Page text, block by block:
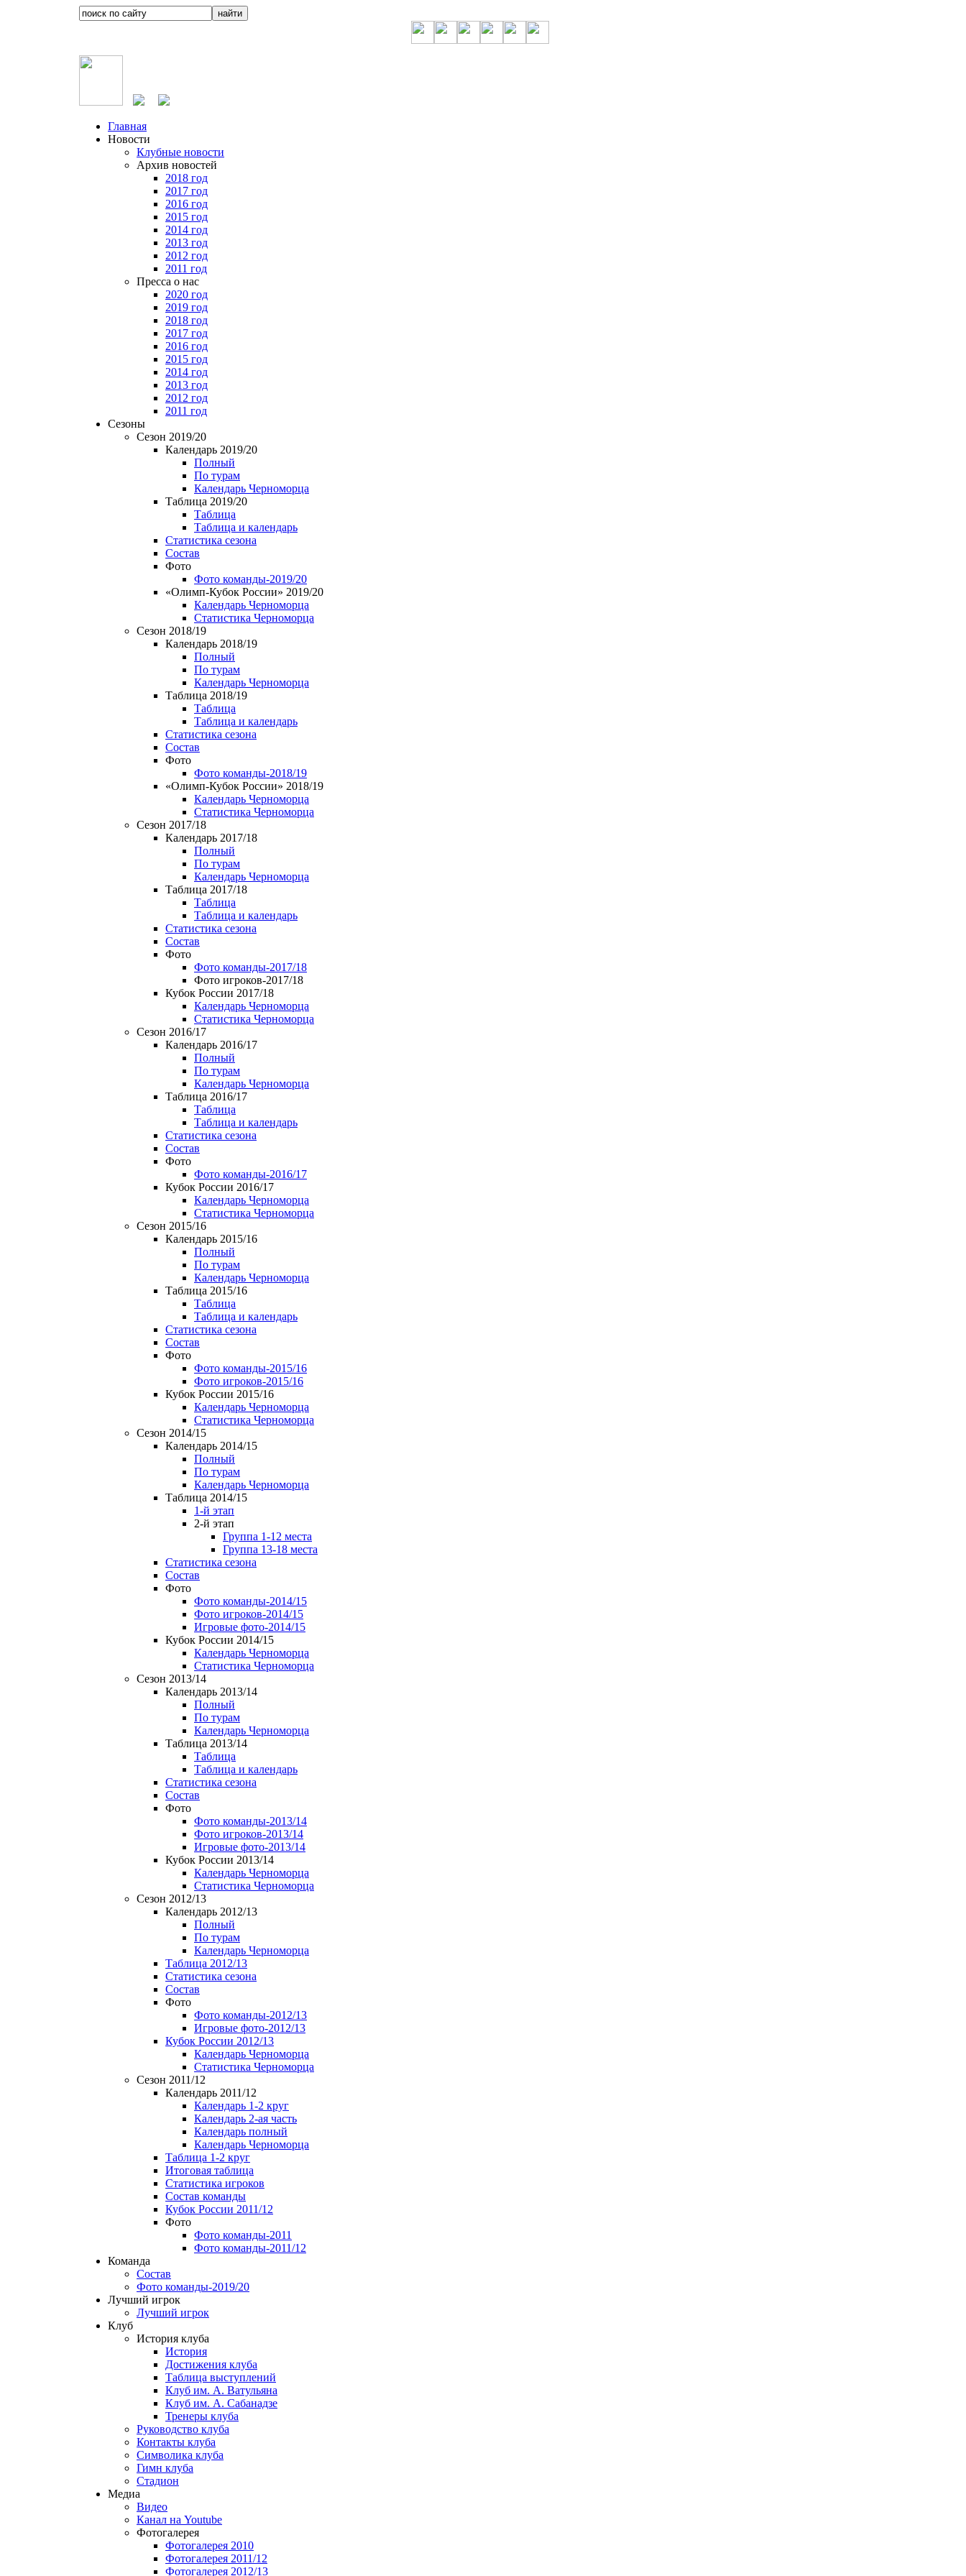
Главная
Новости
Клубные новости
Архив новостей
2018 год
2017 год
2016 год
2015 год
2014 год
2013 год
2012 год
2011 год
Пресса о нас
2020 год
2019 год
2018 год
2017 год
2016 год
2015 год
2014 год
2013 год
2012 год
2011 год
Сезоны
Сезон 2019/20
Календарь 2019/20
Полный
По турам
Календарь Черноморца
Таблица 2019/20
Таблица
Таблица и календарь
Статистика сезона
Состав
Фото
Фото команды-2019/20
«Олимп-Кубок России» 2019/20
Календарь Черноморца
Статистика Черноморца
Сезон 2018/19
Календарь 2018/19
Полный
По турам
Календарь Черноморца
Таблица 2018/19
Таблица
Таблица и календарь
Статистика сезона
Состав
Фото
Фото команды-2018/19
«Олимп-Кубок России» 2018/19
Календарь Черноморца
Статистика Черноморца
Сезон 2017/18
Календарь 2017/18
Полный
По турам
Календарь Черноморца
Таблица 2017/18
Таблица
Таблица и календарь
Статистика сезона
Состав
Фото
Фото команды-2017/18
Фото игроков-2017/18
Кубок России 2017/18
Календарь Черноморца
Статистика Черноморца
Сезон 2016/17
Календарь 2016/17
Полный
По турам
Календарь Черноморца
Таблица 2016/17
Таблица
Таблица и календарь
Статистика сезона
Состав
Фото
Фото команды-2016/17
Кубок России 2016/17
Календарь Черноморца
Статистика Черноморца
Сезон 2015/16
Календарь 2015/16
Полный
По турам
Календарь Черноморца
Таблица 2015/16
Таблица
Таблица и календарь
Статистика сезона
Состав
Фото
Фото команды-2015/16
Фото игроков-2015/16
Кубок России 2015/16
Календарь Черноморца
Статистика Черноморца
Сезон 2014/15
Календарь 2014/15
Полный
По турам
Календарь Черноморца
Таблица 2014/15
1-й этап
2-й этап
Группа 1-12 места
Группа 13-18 места
Статистика сезона
Состав
Фото
Фото команды-2014/15
Фото игроков-2014/15
Игровые фото-2014/15
Кубок России 2014/15
Календарь Черноморца
Статистика Черноморца
Сезон 2013/14
Календарь 2013/14
Полный
По турам
Календарь Черноморца
Таблица 2013/14
Таблица
Таблица и календарь
Статистика сезона
Состав
Фото
Фото команды-2013/14
Фото игроков-2013/14
Игровые фото-2013/14
Кубок России 2013/14
Календарь Черноморца
Статистика Черноморца
Сезон 2012/13
Календарь 2012/13
Полный
По турам
Календарь Черноморца
Таблица 2012/13
Статистика сезона
Состав
Фото
Фото команды-2012/13
Игровые фото-2012/13
Кубок России 2012/13
Календарь Черноморца
Статистика Черноморца
Сезон 2011/12
Календарь 2011/12
Календарь 1-2 круг
Календарь 2-ая часть
Календарь полный
Календарь Черноморца
Таблица 1-2 круг
Итоговая таблица
Статистика игроков
Состав команды
Кубок России 2011/12
Фото
Фото команды-2011
Фото команды-2011/12
Команда
Состав
Фото команды-2019/20
Лучший игрок
Лучший игрок
Клуб
История клуба
История
Достижения клуба
Таблица выступлений
Клуб им. А. Ватульяна
Клуб им. А. Сабанадзе
Тренеры клуба
Руководство клуба
Контакты клуба
Символика клуба
Гимн клуба
Стадион
Медиа
Видео
Канал на Youtube
Фотогалерея
Фотогалерея 2010
Фотогалерея 2011/12
Фотогалерея 2012/13